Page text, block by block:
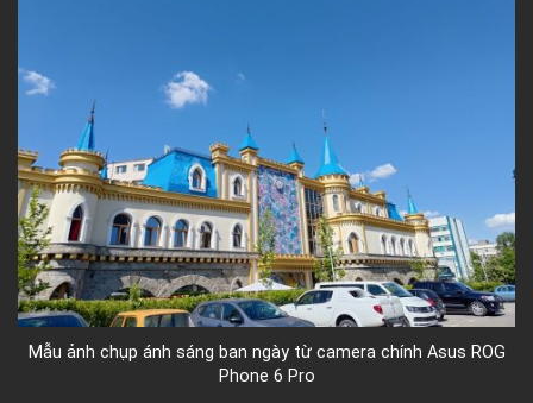
Mẫu ảnh chụp ánh sáng ban ngày từ camera chính Asus ROG
Phone 6 Pro